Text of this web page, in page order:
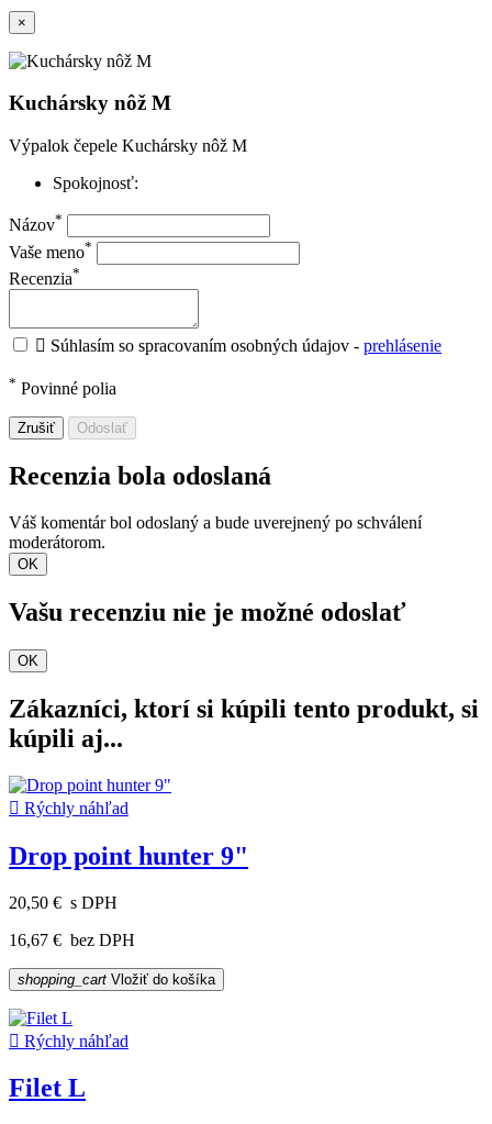
×
Kuchársky nôž M
Výpalok čepele Kuchársky nôž M
Spokojnosť:
Názov*
Vaše meno*
Recenzia*
 Súhlasím so spracovaním osobných údajov - prehlásenie
* Povinné polia
Zrušiť Odoslať
Recenzia bola odoslaná
Váš komentár bol odoslaný a bude uverejnený po schválení
moderátorom.
OK
Vašu recenziu nie je možné odoslať
OK
Zákazníci, ktorí si kúpili tento produkt, si
kúpili aj...
 Rýchly náhľad
Drop point hunter 9"
20,50 € s DPH
16,67 € bez DPH
shopping_cart Vložiť do košíka
 Rýchly náhľad
Filet L